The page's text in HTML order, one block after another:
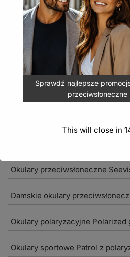
bazą i kontrastowym
Okulary przeciwsłoneczne
7,99zł (9,83
DODAJ DO
Okulary przeciwsłoneczne
Damskie okulary
Okulary polaryzacyjne Polarized
Okulary sportowe Patrol z
Sprawdź najlepsze
przeciwsłoneczne
This will close in